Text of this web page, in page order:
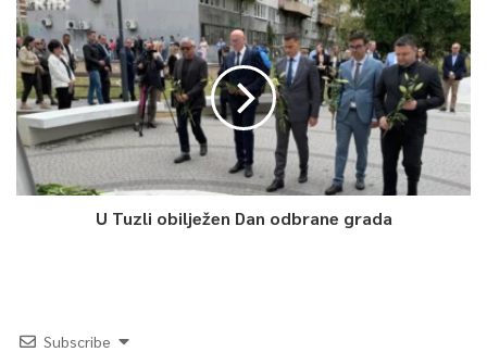
Iz Službe pozivaju poslodavce i nezaposlene osobe da
blagovremeno prate objave i detaljno se informišu o uslovima i
potrebnoj dokumentaciji za učešće u programima. Svi vaučeri
su objavljeni na stranici Službe.
Nove javne pozive Služba najavljuje za 18. i 20.05.2026. godine.
U Tuzli obilježen Dan odbrane grada
Subscribe